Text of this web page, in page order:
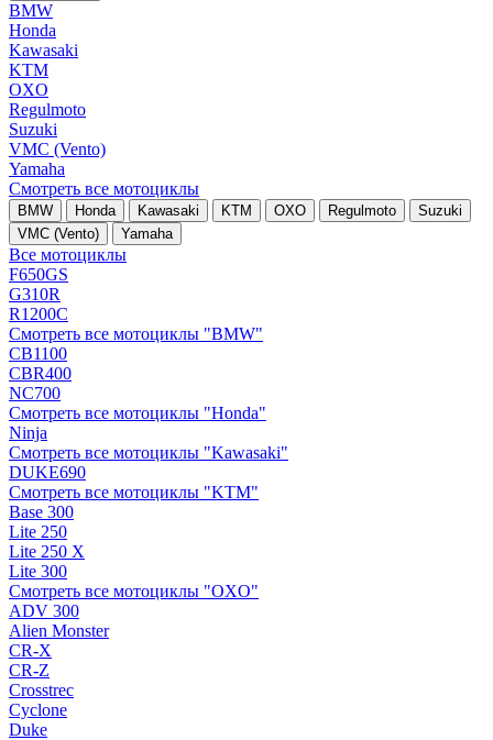
BMW
Honda
Kawasaki
KTM
OXO
Regulmoto
Suzuki
VMC (Vento)
Yamaha
Смотреть все мотоциклы
BMW Honda Kawasaki KTM OXO Regulmoto
Suzuki
VMC (Vento)
Yamaha
Все мотоциклы
F650GS
G310R
R1200C
Смотреть все мотоциклы "BMW"
CB1100
CBR400
NC700
Смотреть все мотоциклы "Honda"
Ninja
Смотреть все мотоциклы "Kawasaki"
DUKE690
Смотреть все мотоциклы "KTM"
Base 300
Lite 250
Lite 250 X
Lite 300
Смотреть все мотоциклы "OXO"
ADV 300
Alien Monster
CR-X
CR-Z
Crosstrec
Cyclone
Duke